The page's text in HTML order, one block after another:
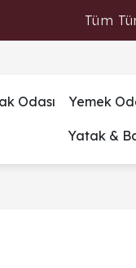
Tüm
Odası Yemek
Yatak &